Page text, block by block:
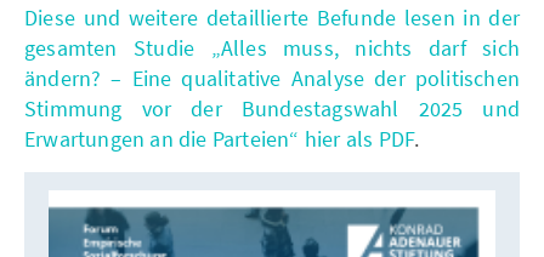
Diese und weitere detaillierte Befunde lesen in der
gesamten Studie „Alles muss, nichts darf sich
ändern? – Eine qualitative Analyse der politischen
Stimmung vor der Bundestagswahl 2025 und
Erwartungen an die Parteien“ hier als PDF.